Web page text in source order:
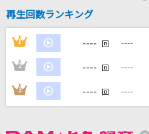
再生回数ランキング
1 ---- 回 ----
2 ---- 回 ----
3 ---- 回 ----